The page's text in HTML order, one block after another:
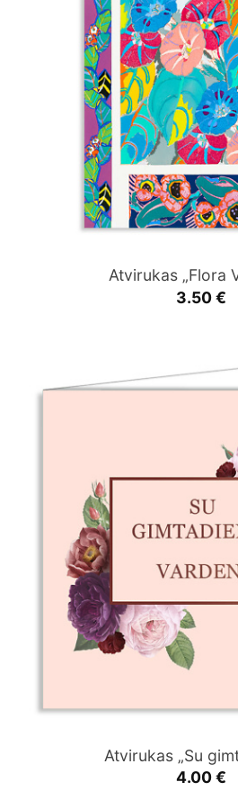
Atvirukas „Flora
3.50€
Atvirukas „Su
4.00€